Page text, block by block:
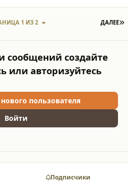
ДАЛЕЕ
1 ИЗ 2
сообщений создайте
или авторизуйтесь
пользователя
Войти
Подписчики